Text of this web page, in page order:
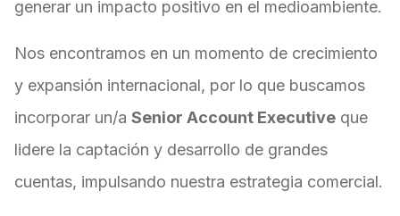
generar un impacto positivo en el medioambiente.
Nos encontramos en un momento de crecimiento
y expansión internacional, por lo que buscamos
incorporar un/a Senior Account Executive que
lidere la captación y desarrollo de grandes
cuentas, impulsando nuestra estrategia comercial.